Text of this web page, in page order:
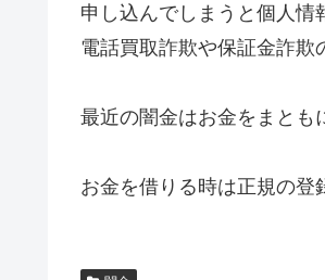
申し込んでしまうと個人情
電話買取詐欺や保証金詐欺
最近の闇金はお金をまとも
お金を借りる時は正規の登